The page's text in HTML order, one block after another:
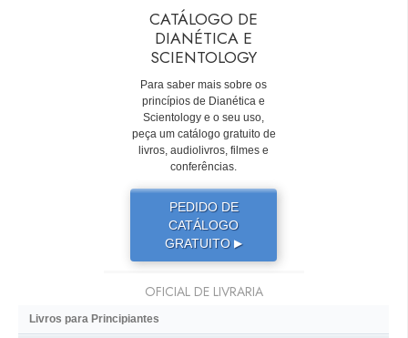
CATÁLOGO DE
DIANÉTICA E
SCIENTOLOGY
Para saber mais sobre os
princípios de Dianética e
Scientology e o seu uso,
peça um catálogo gratuito de
livros, audiolivros, filmes e
conferências.
PEDIDO DE
CATÁLOGO
GRATUITO ▶
OFICIAL DE LIVRARIA
Livros para Principiantes